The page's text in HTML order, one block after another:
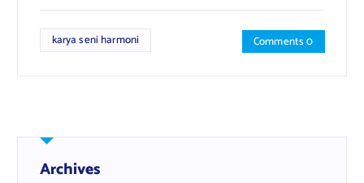
karya seni harmoni Comments 0
Archives